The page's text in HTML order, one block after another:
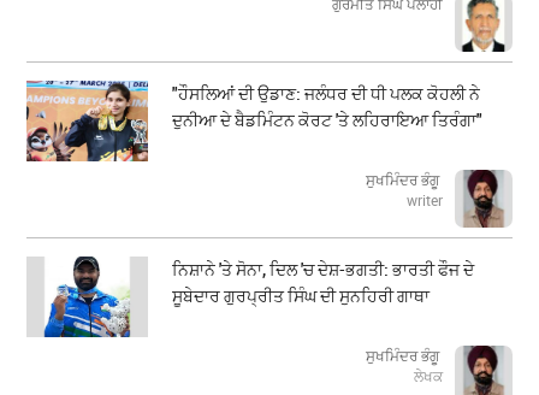
ਗੁਰਮੀਤ ਸਿੰਘ ਪਲਾਹੀ
"ਹੌਸਲਿਆਂ ਦੀ ਉਡਾਣ: ਜਲੰਧਰ ਦੀ ਧੀ ਪਲਕ ਕੋਹਲੀ ਨੇ
ਦੁਨੀਆ ਦੇ ਬੈਡਮਿੰਟਨ ਕੋਰਟ 'ਤੇ ਲਹਿਰਾਇਆ ਤਿਰੰਗਾ"
ਸੁਖਮਿੰਦਰ ਭੰਗੂ
writer
ਨਿਸ਼ਾਨੇ 'ਤੇ ਸੋਨਾ, ਦਿਲ 'ਚ ਦੇਸ਼-ਭਗਤੀ: ਭਾਰਤੀ ਫੌਜ ਦੇ
ਸੂਬੇਦਾਰ ਗੁਰਪ੍ਰੀਤ ਸਿੰਘ ਦੀ ਸੁਨਹਿਰੀ ਗਾਥਾ
ਸੁਖਮਿੰਦਰ ਭੰਗੂ
ਲੇਖਕ